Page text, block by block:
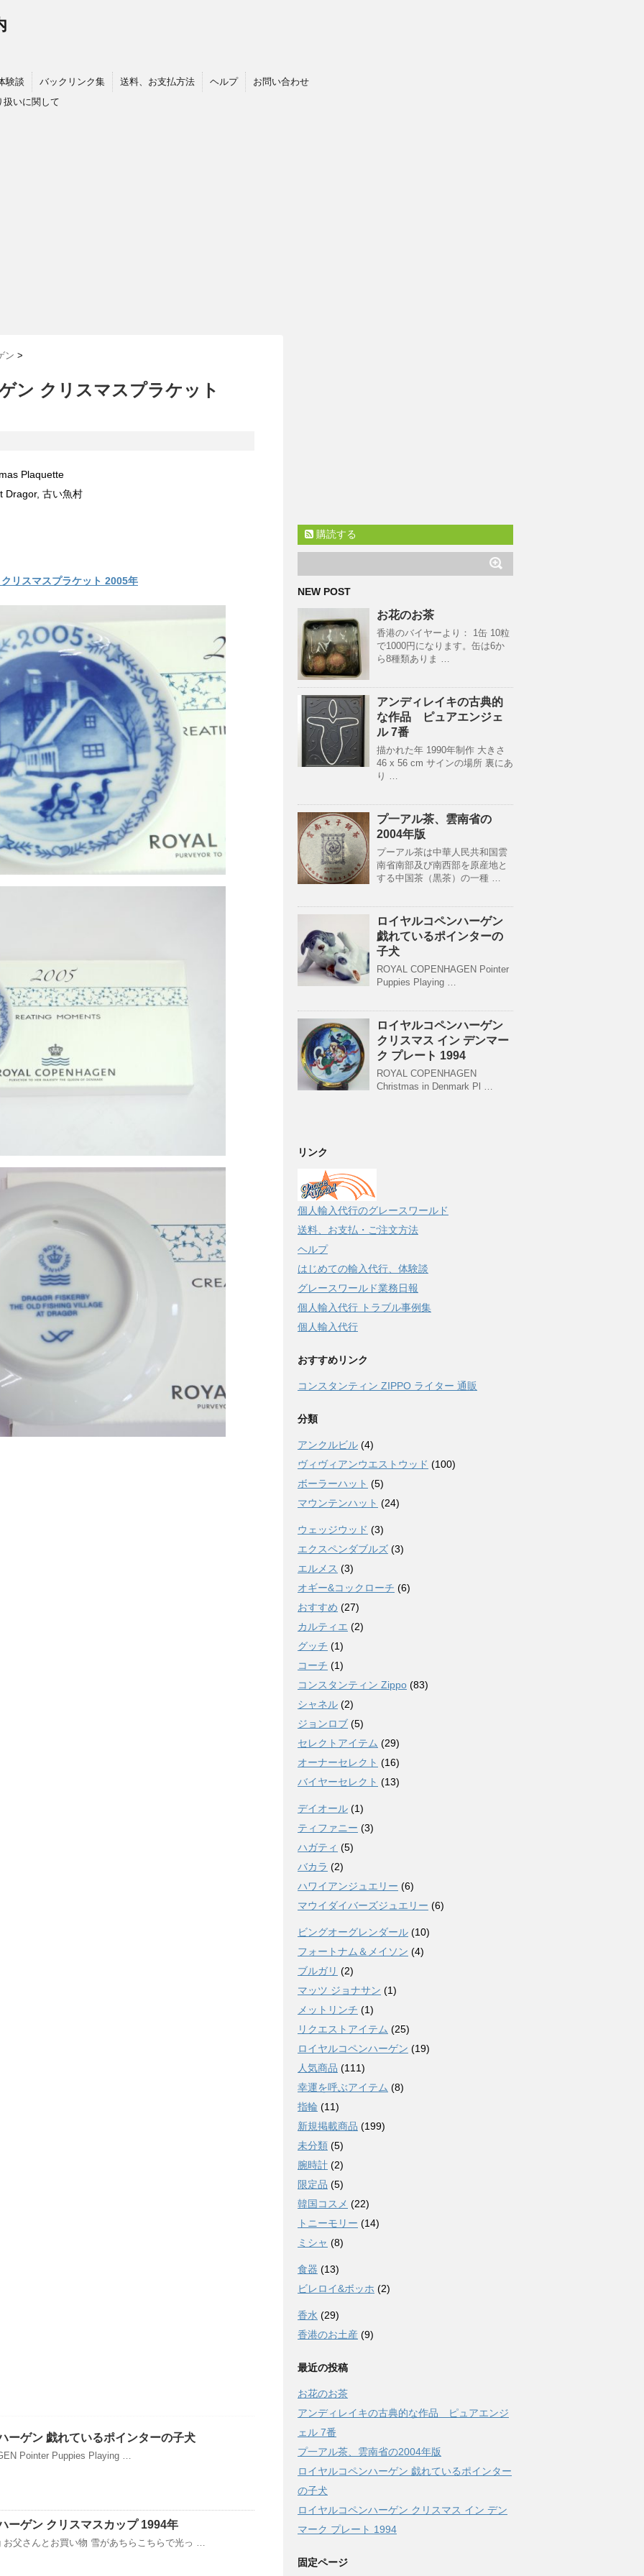
験談 バックリンク集 送料、お支払方法 ヘルプ
お問い合わせ
扱いに関して
ン >
ン クリスマスプラケット
Plaquette
Dragor, 古い魚村
リスマスプラケット 2005年
ーゲン 戯れているポインターの子犬
Pointer Puppies Playing …
ーゲン クリスマスカップ 1994年
お父さんとお買い物 雪があちらこちらで光っ …
購読する
NEW POST
お花のお茶
香港のバイヤーより： 1缶 10粒
で1000円になります。缶は6か
ら8種類ありま …
アンディレイキの古典的
な作品 ピュアエンジェ
ル 7番
描かれた年 1990年制作 大きさ
46 x 56 cm サインの場所 裏にあ
り …
プ一アル茶、雲南省の
2004年版
プーアル茶は中華人民共和国雲
南省南部及び南西部を原産地と
する中国茶（黒茶）の一種 …
ロイヤルコペンハーゲン
戯れているポインターの
子犬
ROYAL COPENHAGEN Pointer
Puppies Playing …
ロイヤルコペンハーゲン
クリスマス イン デンマー
ク プレート 1994
ROYAL COPENHAGEN
Christmas in Denmark Pl …
リンク
個人輸入代行のグレースワールド
送料、お支払・ご注文方法
ヘルプ
はじめての輸入代行、体験談
グレースワールド業務日報
個人輸入代行 トラブル事例集
個人輸入代行
おすすめリンク
コンスタンティン ZIPPO ライター 通販
分類
アンクルビル (4)
ヴィヴィアンウエストウッド (100)
ボーラーハット (5)
マウンテンハット (24)
ウェッジウッド (3)
エクスペンダブルズ (3)
エルメス (3)
オギー&コックローチ (6)
おすすめ (27)
カルティエ (2)
グッチ (1)
コーチ (1)
コンスタンティン Zippo (83)
シャネル (2)
ジョンロブ (5)
セレクトアイテム (29)
オーナーセレクト (16)
バイヤーセレクト (13)
デイオール (1)
ティファニー (3)
ハガティ (5)
バカラ (2)
ハワイアンジュエリー (6)
マウイダイバーズジュエリー (6)
ビングオーグレンダール (10)
フォートナム＆メイソン (4)
ブルガリ (2)
マッツ ジョナサン (1)
メットリンチ (1)
リクエストアイテム (25)
ロイヤルコペンハーゲン (19)
人気商品 (111)
幸運を呼ぶアイテム (8)
指輪 (11)
新規掲載商品 (199)
未分類 (5)
腕時計 (2)
限定品 (5)
韓国コスメ (22)
トニーモリー (14)
ミシャ (8)
食器 (13)
ビレロイ&ボッホ (2)
香水 (29)
香港のお土産 (9)
最近の投稿
お花のお茶
アンディレイキの古典的な作品 ピュアエンジ
ェル 7番
プ一アル茶、雲南省の2004年版
ロイヤルコペンハーゲン 戯れているポインター
の子犬
ロイヤルコペンハーゲン クリスマス イン デン
マーク プレート 1994
固定ページ